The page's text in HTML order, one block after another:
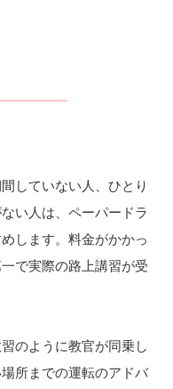
していない人、ひとり
い人は、ペーパードラ
します。料金がかかっ
で実際の路上講習が受
のように教官が同乗し
所までの運転のアドバ